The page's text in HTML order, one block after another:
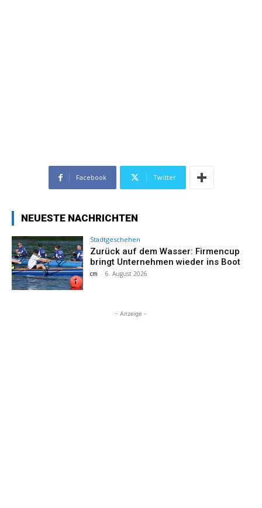
Facebook Twitter
NEUESTE NACHRICHTEN
Stadtgeschehen
Zurück auf dem Wasser: Firmencup
bringt Unternehmen wieder ins Boot
cm - 6. August 2026
- Anzeige -